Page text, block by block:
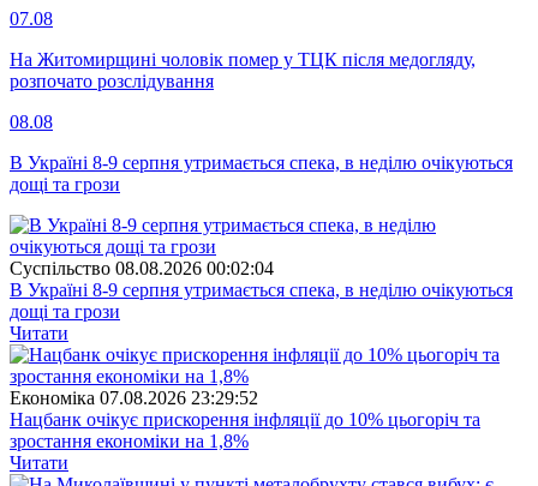
07.08
На Житомирщині чоловік помер у ТЦК після медогляду,
розпочато розслідування
08.08
В Україні 8-9 серпня утримається спека, в неділю очікуються
дощі та грози
Суспiльство 08.08.2026 00:02:04
В Україні 8-9 серпня утримається спека, в неділю очікуються
дощі та грози
Читати
Економіка 07.08.2026 23:29:52
Нацбанк очікує прискорення інфляції до 10% цьогоріч та
зростання економіки на 1,8%
Читати